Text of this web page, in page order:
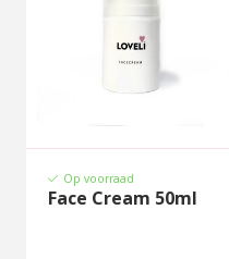
Op voorraad
Face Cream 50ml